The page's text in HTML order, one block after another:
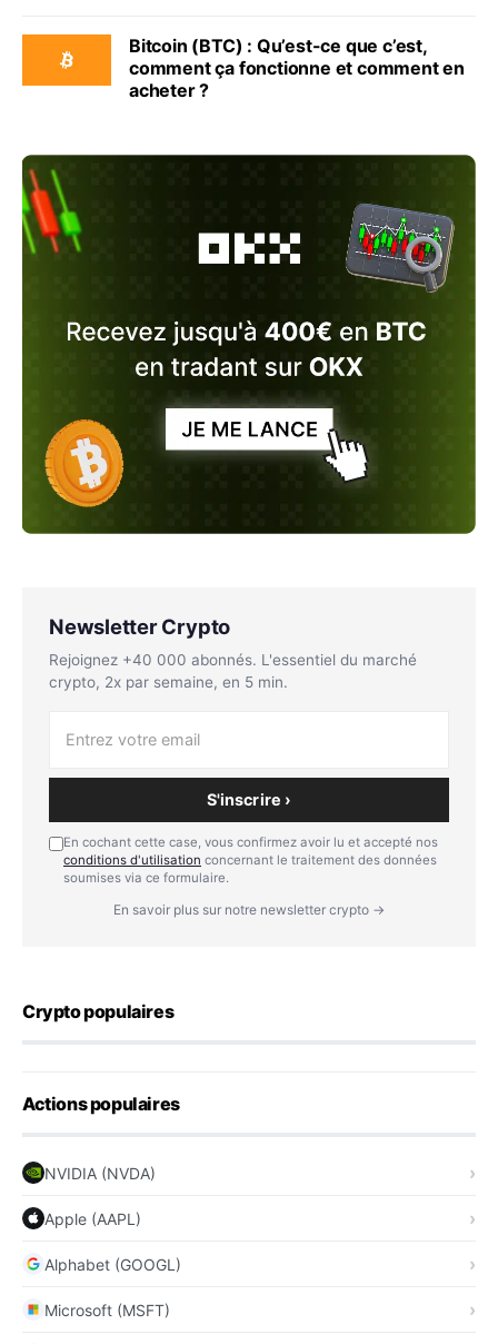
Bitcoin (BTC) : Qu’est-ce que c’est,
comment ça fonctionne et comment en
acheter ?
Newsletter Crypto
Rejoignez +40 000 abonnés. L'essentiel du marché
crypto, 2x par semaine, en 5 min.
S'inscrire ›
En cochant cette case, vous confirmez avoir lu et accepté nos
conditions d'utilisation concernant le traitement des données
soumises via ce formulaire.
En savoir plus sur notre newsletter crypto →
Crypto populaires
Actions populaires
NVIDIA (NVDA)
Apple (AAPL)
Alphabet (GOOGL)
Microsoft (MSFT)